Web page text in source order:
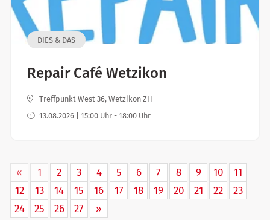
DIES & DAS
Repair Café Wetzikon
Treffpunkt West 36, Wetzikon ZH
13.08.2026 | 15:00 Uhr - 18:00 Uhr
« 1 2 3 4 5 6 7 8 9 10
11
12
13 14 15 16 17 18 19 20 21 22
23
24
25 26 27 »